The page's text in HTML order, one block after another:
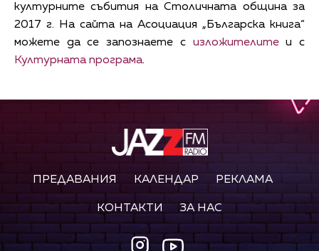
културните събития на Столичната община за
2017 г. На сайта на Асоциация „Българска книга“
можете да се запознаете с изложителитеи с
Културната програма.
ПРЕДАВАНИЯ КАЛЕНДАР РЕКЛАМА
КОНТАКТИ ЗА НАС